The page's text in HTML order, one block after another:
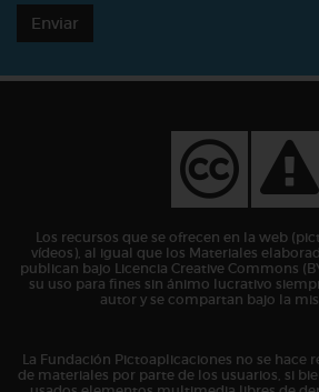
Enviar
Los recursos que se ofrecen en la web
vídeos), al igual que los Materiales
publican bajo Licencia Creative Commons
su uso para fines sin ánimo lucrativo
autor y se compartan bajo la
La Fundación Pictoaplicaciones no se hace
de materiales por parte de los usuarios, si